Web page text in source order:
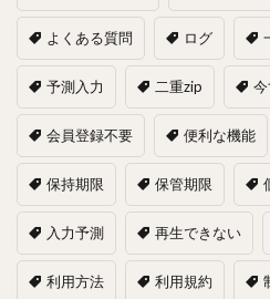
よくある質問 ログ
予測入力 二重zip
会員登録不要 便利な機能
保持期限 保管期限
入力予測 再生できない
利用方法 利用規約